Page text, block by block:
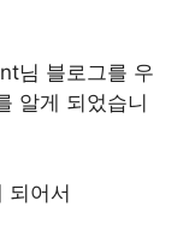
님 블로그를 우
알게 되었습니
되어서